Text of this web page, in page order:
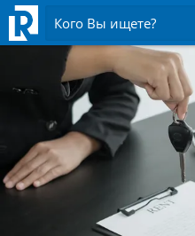
Кого Вы ищете?